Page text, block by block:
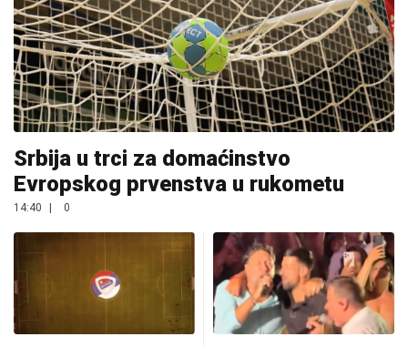
Srbija u trci za domaćinstvo
Evropskog prvenstva u rukometu
14:40 0